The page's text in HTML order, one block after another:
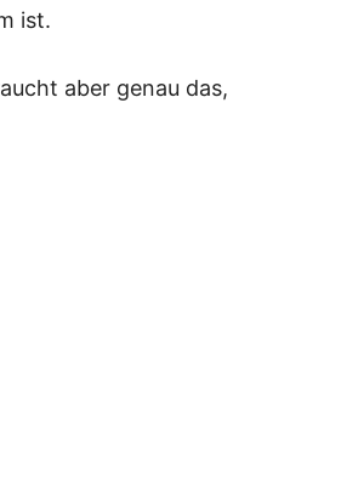
ist.
aber genau das,